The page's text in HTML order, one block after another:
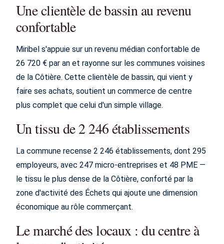
Une clientèle de bassin au revenu
confortable
Miribel s'appuie sur un revenu médian confortable de
26 720 € par an et rayonne sur les communes voisines
de la Côtière. Cette clientèle de bassin, qui vient y
faire ses achats, soutient un commerce de centre
plus complet que celui d'un simple village.
Un tissu de 2 246 établissements
La commune recense 2 246 établissements, dont 295
employeurs, avec 247 micro-entreprises et 48 PME —
le tissu le plus dense de la Côtière, conforté par la
zone d'activité des Échets qui ajoute une dimension
économique au rôle commerçant.
Le marché des locaux : du centre à